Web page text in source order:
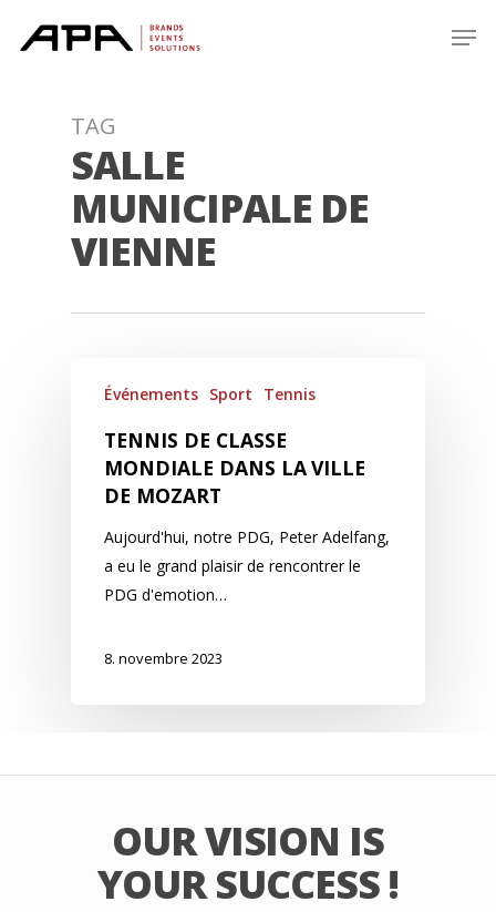
TAG
SALLE
MUNICIPALE DE
VIENNE
Événements Sport Tennis
TENNIS DE CLASSE
MONDIALE DANS LA VILLE
DE MOZART
Aujourd'hui, notre PDG, Peter Adelfang,
a eu le grand plaisir de rencontrer le
PDG d'emotion…
8. novembre 2023
OUR VISION IS
YOUR SUCCESS !